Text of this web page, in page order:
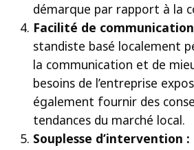
démarque par rapport à la
Facilité de
standiste basé localement
la communication et de
besoins de l’entreprise
également fournir des
tendances du marché local.
Souplesse d’intervention :